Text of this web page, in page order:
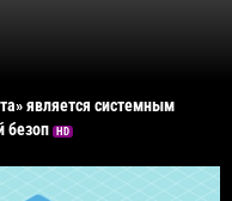
является системным
безоп
HD